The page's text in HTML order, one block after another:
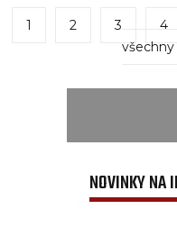
1 2 3 4
NOVINKY NA